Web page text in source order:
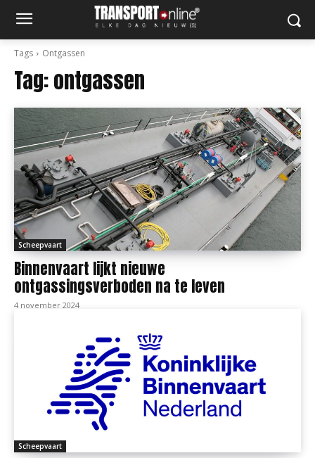
Tags Ontgassen
Tag:ontgassen
Scheepvaart
Binnenvaart lijkt nieuwe
ontgassingsverboden na te leven
4 november 2024
Scheepvaart